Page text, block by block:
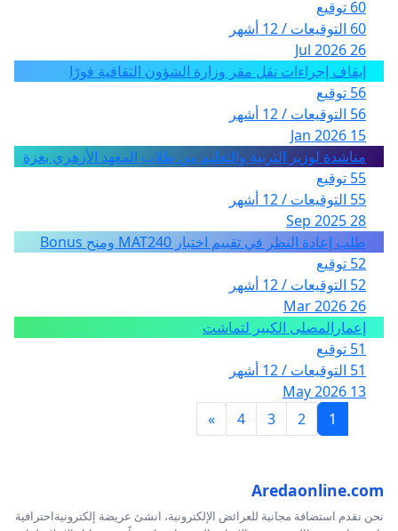
60 توقيع
60 التوقيعات / 12 أشهر
26 Jul 2026
إيقاف إجراءات نقل مقر وزارة الشؤون الثقافية فورًا
56 توقيع
56 التوقيعات / 12 أشهر
15 Jan 2026
مناشدة لوزير التربية والتعليم من طلاب المعهد الأزهري بغزة
55 توقيع
55 التوقيعات / 12 أشهر
28 Sep 2025
طلب إعادة النظر في تقييم اختبار MAT240 ومنح Bonus
52 توقيع
52 التوقيعات / 12 أشهر
26 Mar 2026
إعمارالمصلى الكبير لتماشت
51 توقيع
51 التوقيعات / 12 أشهر
13 May 2026
1
2
3
4
»
Aredaonline.com
نحن نقدم استضافة مجانية للعرائض الإلكترونية، انشئ عريضة إلكترونيةاحترافية